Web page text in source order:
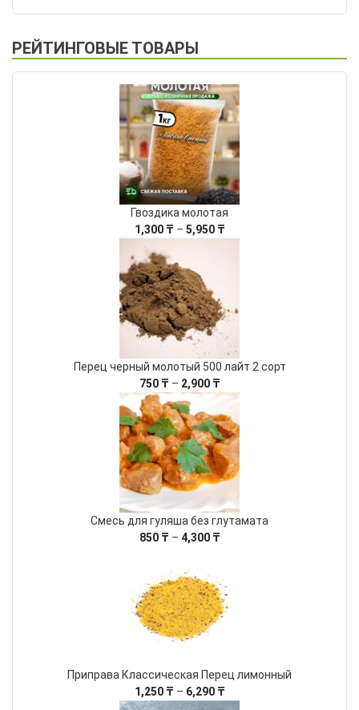
5,950 ₸
РЕЙТИНГОВЫЕ ТОВАРЫ
Гвоздика молотая
1,300 ₸ – 5,950 ₸Диапазон
Перец черный молотый 500 лайт 2 сорт
750 ₸ – 2,900 ₸Диапазон
цен:
750 ₸
–
2,900 ₸
Смесь для гуляша без глутамата
850 ₸ – 4,300 ₸Диапазон
–
4,300 ₸
Приправа Классическая Перец лимонный
1,250 ₸ – 6,290 ₸Диапазон